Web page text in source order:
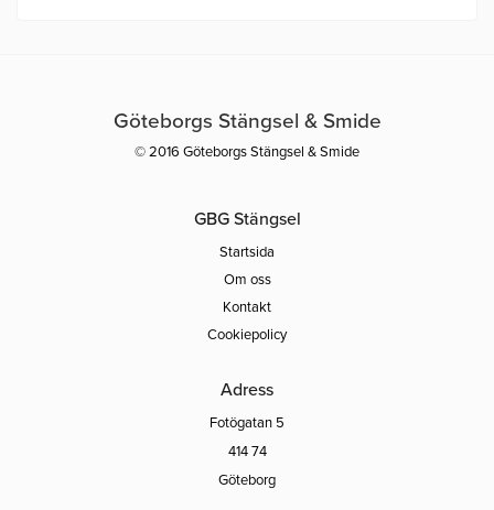
Göteborgs Stängsel & Smide
© 2016 Göteborgs Stängsel & Smide
GBG Stängsel
Startsida
Om oss
Kontakt
Cookiepolicy
Adress
Fotögatan 5
414 74
Göteborg